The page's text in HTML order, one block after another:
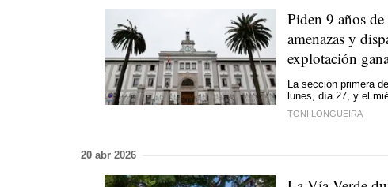
Piden 9 años
amenazas y
explotación
La sección primera
lunes, día 27, y el
TONI LONGUEIRA
20 abr 2026